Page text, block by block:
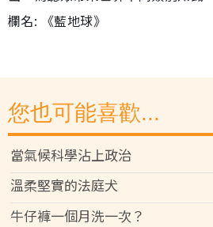
欄名: 《藍地球》
您也可能喜歡...
當氣候科學沾上政治
溫柔堅實的法庭犬
牛仔褲一個月洗一次？